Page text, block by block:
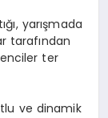
yarışmada
tarafından
ter
ve dinamik